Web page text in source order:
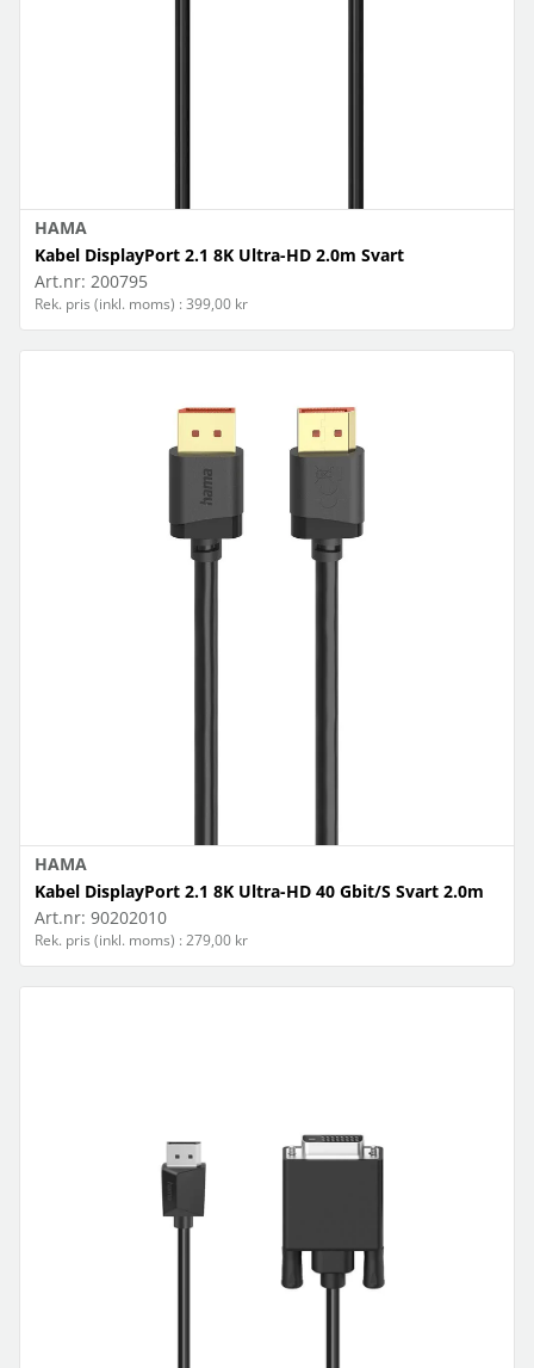
HAMA
Kabel DisplayPort 2.1 8K Ultra-HD 2.0m Svart
Art.nr: 200795
Rek. pris (inkl. moms) : 399,00 kr
HAMA
Kabel DisplayPort 2.1 8K Ultra-HD 40 Gbit/S Svart 2.0m
Art.nr: 90202010
Rek. pris (inkl. moms) : 279,00 kr